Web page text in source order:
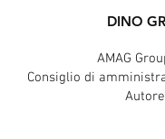
DINO
AMAG
Consiglio di
Autore